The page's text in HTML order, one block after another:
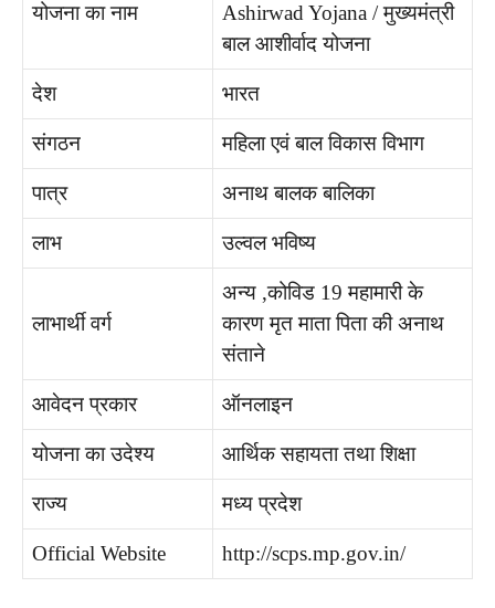
योजना का नाम
Ashirwad Yojana / मुख्यमंत्री
बाल आशीर्वाद योजना
देश भारत
संगठन महिला एवं बाल विकास विभाग
पात्र अनाथ बालक बालिका
लाभ उल्वल भविष्य
लाभार्थी वर्ग
अन्य ,कोविड 19 महामारी के
कारण मृत माता पिता की अनाथ
संताने
आवेदन प्रकार ऑनलाइन
योजना का उदेश्य आर्थिक सहायता तथा शिक्षा
राज्य मध्य प्रदेश
Official Website http://scps.mp.gov.in/